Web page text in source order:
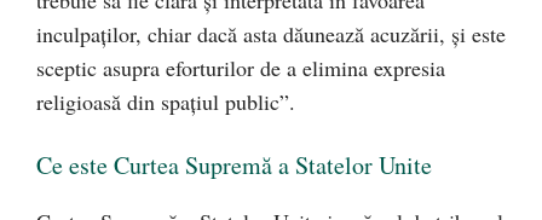
inculpaților, chiar dacă asta dăunează acuzării, și este
sceptic asupra eforturilor de a elimina expresia
religioasă din spațiul public”.
Ce este Curtea Supremă a Statelor Unite